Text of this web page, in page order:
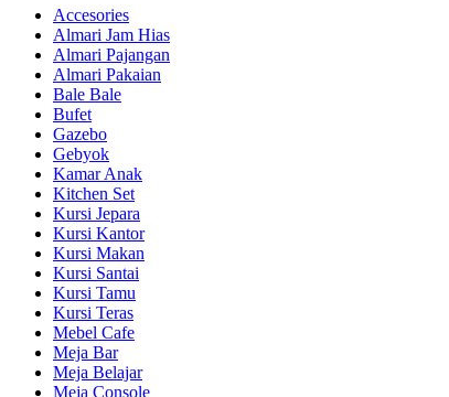
Accesories
Almari Jam Hias
Almari Pajangan
Almari Pakaian
Bale Bale
Bufet
Gazebo
Gebyok
Kamar Anak
Kitchen Set
Kursi Jepara
Kursi Kantor
Kursi Makan
Kursi Santai
Kursi Tamu
Kursi Teras
Mebel Cafe
Meja Bar
Meja Belajar
Meja Console